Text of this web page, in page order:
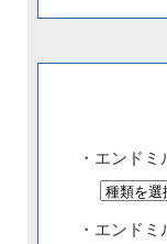
・エンド
・エンドミ